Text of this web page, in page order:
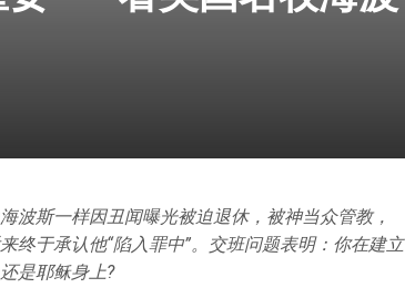
波斯一样因丑闻曝光被迫退休，被神当众管教，
终于承认他“陷入罪中”。交班问题表明：你在建立
是耶稣身上?